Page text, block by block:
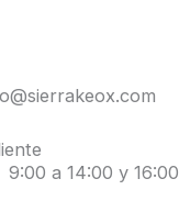
9:00 a 14:00 y